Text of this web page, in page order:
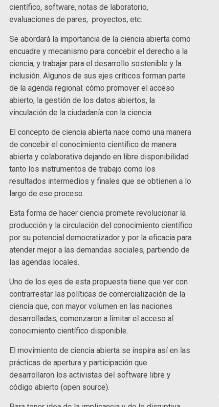
científico, software, notas de laboratorio,
evaluaciones de pares, proyectos, etc.
Se abordará la importancia de la ciencia abierta como
encuadre y mecanismo para concebir el derecho a la
ciencia, y trabajar para el desarrollo sostenible y la
inclusión. Algunos de sus ejes críticos forman parte
de la agenda regional: cómo promover el acceso
abierto, la gestión de los datos abiertos, la
vinculación de la ciudadanía con la ciencia.
El concepto de ciencia abierta nace como una manera
de concebir el conocimiento científico de manera
abierta y colaborativa dejando en libre disponibilidad
tanto los instrumentos de trabajo como los
resultados intermedios y finales que se obtienen a lo
largo de ese proceso.
Esta forma de hacer ciencia promete revolucionar la
producción y la circulación del conocimiento científico
por su potencial democratizador y por la eficacia para
atender mejor a las demandas sociales, partiendo de
las agendas locales.
Uno de los ejes de esta propuesta tiene que ver con
contrarrestar las políticas de comercialización de la
ciencia que, con mayor volumen en las naciones
desarrolladas, comenzaron a limitar el acceso al
conocimiento científico disponible.
El movimiento de ciencia abierta se inspira así en las
prácticas de apertura y participación que
desarrollaron los activistas del software libre y
código abierto (open source).